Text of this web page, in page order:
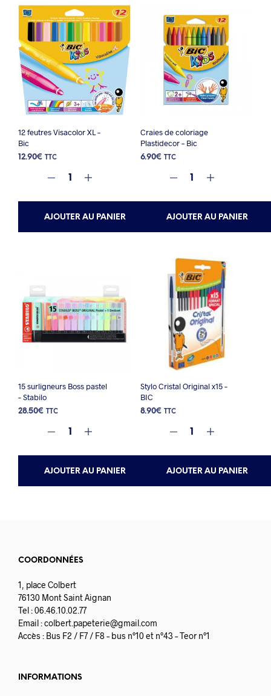
12 feutres Visacolor XL –
Bic
12.90€ TTC
AJOUTER AU PANIER
Craies de coloriage
Plastidecor – Bic
6.90€ TTC
AJOUTER AU PANIER
15 surligneurs Boss pastel
– Stabilo
28.50€ TTC
AJOUTER AU PANIER
Stylo Cristal Original x15 –
BIC
8.90€ TTC
AJOUTER AU PANIER
COORDONNÉES
1, place Colbert
76130 Mont Saint Aignan
Tel : 06.46.10.02.77
Email :colbert.papeterie@gmail.com
Accès : Bus F2 / F7 / F8 – bus n°10 et n°43 – Teor n°1
INFORMATIONS